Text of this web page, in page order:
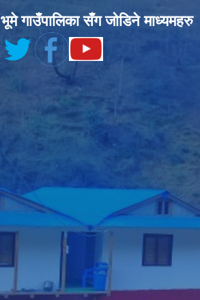
भूमे गाउँपालिका सँग जोडिने माध्यमहरु